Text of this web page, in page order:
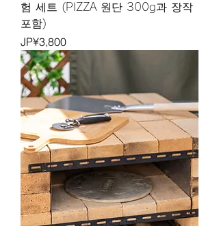
험 세트 (PIZZA 원단 300g과 장작
포함)
가격
JP¥3,800